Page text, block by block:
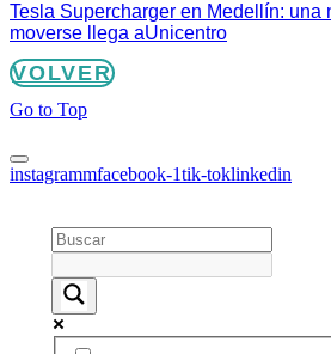
Tesla Supercharger en Medellín: una
moverse llega aUnicentro
VOLVER
Go to Top
instagrammfacebook-1tik-toklinkedin